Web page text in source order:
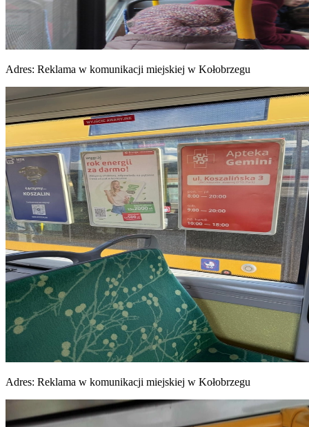
Adres: Reklama w komunikacji miejskiej w Kołobrzegu
Adres: Reklama w komunikacji miejskiej w Kołobrzegu